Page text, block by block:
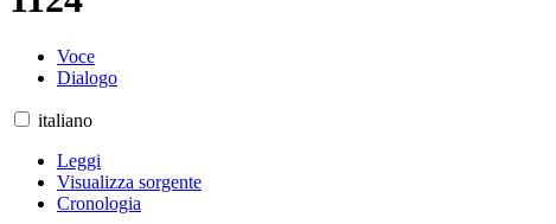
Voce
Dialogo
italiano
Leggi
Visualizza sorgente
Cronologia